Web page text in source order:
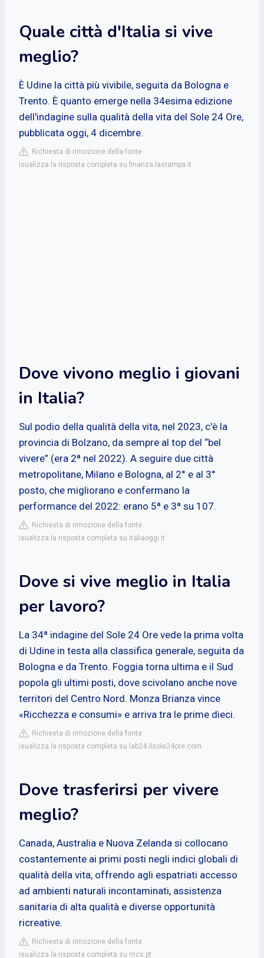
Quale città d'Italia si vive
meglio?
È Udine la città più vivibile, seguita da Bologna e
Trento. È quanto emerge nella 34esima edizione
dell'indagine sulla qualità della vita del Sole 24 Ore,
pubblicata oggi, 4 dicembre.
Richiesta di rimozione della fonte
isualizza la risposta completa su finanza.lastampa.it
Dove vivono meglio i giovani
in Italia?
Sul podio della qualità della vita, nel 2023, c'è la
provincia di Bolzano, da sempre al top del “bel
vivere” (era 2ª nel 2022). A seguire due città
metropolitane, Milano e Bologna, al 2° e al 3°
posto, che migliorano e confermano la
performance del 2022: erano 5ª e 3ª su 107.
Richiesta di rimozione della fonte
isualizza la risposta completa su italiaoggi.it
Dove si vive meglio in Italia
per lavoro?
La 34ª indagine del Sole 24 Ore vede la prima volta
di Udine in testa alla classifica generale, seguita da
Bologna e da Trento. Foggia torna ultima e il Sud
popola gli ultimi posti, dove scivolano anche nove
territori del Centro Nord. Monza Brianza vince
«Ricchezza e consumi» e arriva tra le prime dieci.
Richiesta di rimozione della fonte
isualizza la risposta completa su lab24.ilsole24ore.com
Dove trasferirsi per vivere
meglio?
Canada, Australia e Nuova Zelanda si collocano
costantemente ai primi posti negli indici globali di
qualità della vita, offrendo agli espatriati accesso
ad ambienti naturali incontaminati, assistenza
sanitaria di alta qualità e diverse opportunità
ricreative.
Richiesta di rimozione della fonte
isualizza la risposta completa su mcs.pt